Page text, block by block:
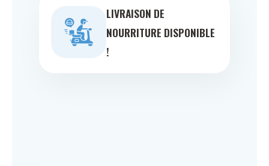
LIVRAISON DE
NOURRITURE DISPONIBLE
!